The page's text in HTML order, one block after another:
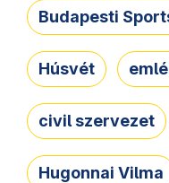
Budapesti
Húsvét
civil szervezet
Hugonnai Vilma